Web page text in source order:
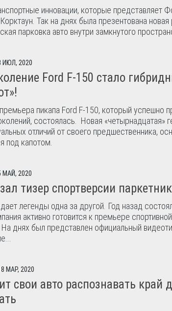
инновации, которые представляет
Так на днях была презентована
парковка авто внутри замкнутого
ИЮЛ, 2020
Ford F-150 стало
пикапа Ford F-150, который успешно
состоялась. Новая «четырнадцатая»
отличий от своего предшественника,
под капотом.
МАЙ, 2020
тизер спортверсии
легенды одна за другой. Год назад
активно готовится к премьере
На днях был представлен официальный
МАР, 2020
свои авто распознавать край